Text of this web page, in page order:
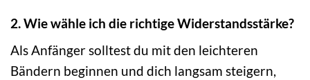
2. Wie wähle ich die richtige Widerstandsstärke?
Als Anfänger solltest du mit den leichteren
Bändern beginnen und dich langsam steigern,